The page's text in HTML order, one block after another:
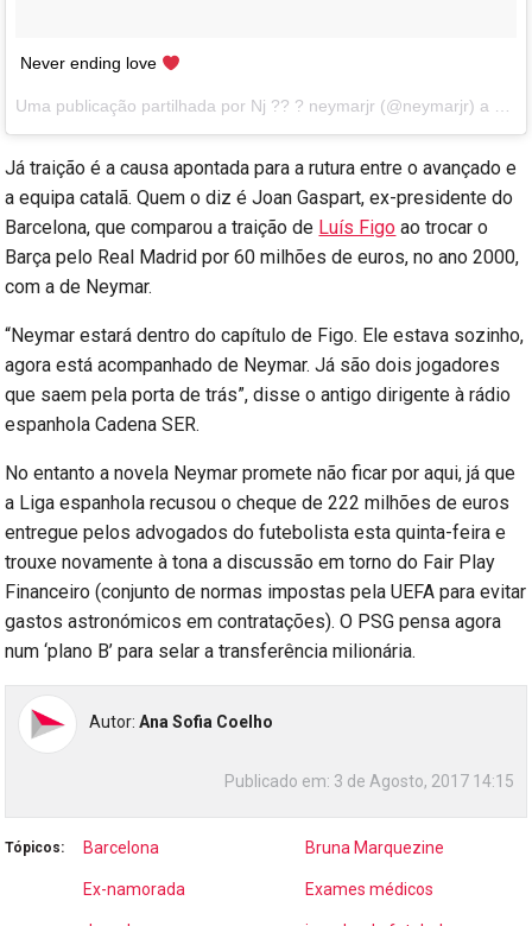
Never ending love
Uma publicação partilhada por Nj ?? ? neymarjr (@neymarjr) a
Jun
Já traição é a causa apontada para a rutura entre o avançado e
a equipa catalã. Quem o diz é Joan Gaspart, ex-presidente do
Barcelona, que comparou a traição de Luís Figo ao trocar o
Barça pelo Real Madrid por 60 milhões de euros, no ano 2000,
com a de Neymar.
“Neymar estará dentro do capítulo de Figo. Ele estava sozinho,
agora está acompanhado de Neymar. Já são dois jogadores
que saem pela porta de trás”, disse o antigo dirigente à rádio
espanhola Cadena SER.
No entanto a novela Neymar promete não ficar por aqui, já que
a Liga espanhola recusou o cheque de 222 milhões de euros
entregue pelos advogados do futebolista esta quinta-feira e
trouxe novamente à tona a discussão em torno do Fair Play
Financeiro (conjunto de normas impostas pela UEFA para evitar
gastos astronómicos em contratações). O PSG pensa agora
num ‘plano B’ para selar a transferência milionária.
Autor:Ana Sofia Coelho
Publicado em: 3 de Agosto, 2017 14:15
Tópicos: Barcelona Bruna Marquezine
Ex-namorada Exames médicos